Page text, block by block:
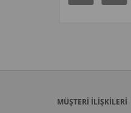
MÜŞTERİ İLİŞKİLERİ